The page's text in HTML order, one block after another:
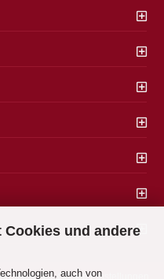
Cookies und andere
auch von
| Cookie Einstellungen